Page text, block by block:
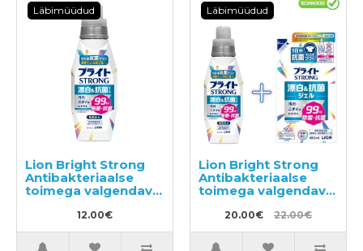
Läbimüüdud
Lion Bright Strong
Antibakteriaalse
toimega valgendav
hapnikugeel raskesti
eemaldatavale
plekkidele 510ml
12.00€
Läbimüüdud
Lion Bright Strong
Antibakteriaalse
toimega valgendav
hapnikugeel raskesti
eemaldatavale
plekkidele 510ml +
täitepakend 480ml
20.00€ 22.00€